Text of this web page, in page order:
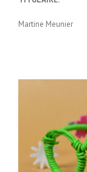
Martine Meunier